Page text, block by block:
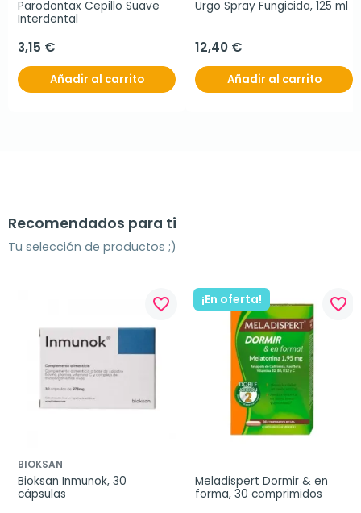
Parodontax Cepillo Suave
Interdental
3,15 €
Añadir al carrito
Urgo Spray Fungicida, 125 ml
12,40 €
Añadir al carrito
Recomendados para ti
Tu selección de productos ;)
favorite_border
BIOKSAN
Bioksan Inmunok, 30
cápsulas
¡En oferta! favorite_border
Meladispert Dormir & en
forma, 30 comprimidos